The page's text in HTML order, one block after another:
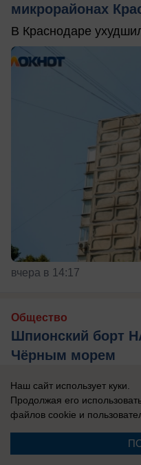
микрорайонах
В Краснодаре
вчера в 14:17
Общество
Шпионский борт
Чёрным морем
Чёрным морем
Наш сайт использует куки.
Продолжая его
файлов cookie и